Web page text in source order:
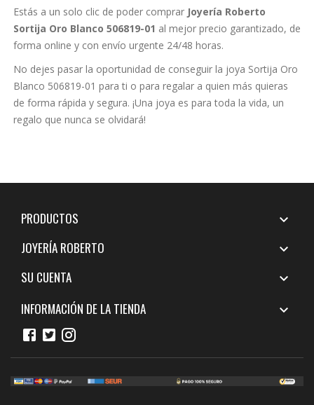
Estás a un solo clic de poder comprar Joyería Roberto
Sortija Oro Blanco 506819-01 al mejor precio garantizado, de
forma online y con envío urgente 24/48 horas.
No dejes pasar la oportunidad de conseguir la joya Sortija Oro
Blanco 506819-01 para ti o para regalar a quien más quieras
de forma rápida y segura. ¡Una joya es para toda la vida, un
regalo que nunca se olvidará!
PRODUCTOS 
JOYERÍA ROBERTO 
SU CUENTA 
INFORMACIÓN DE LA TIENDA 